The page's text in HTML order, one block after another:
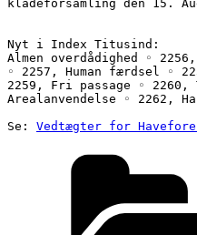
kladeforsamling den 15.
Nyt i Index Titusind:
Almen overdådighed ◦
◦ 2257, Human færdsel ◦
2259, Fri passage ◦
Arealanvendelse ◦ 2262,
Se: Vedtægter for